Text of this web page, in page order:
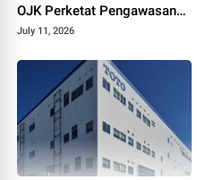
OJK Perketat Pengawasan
Collection Agent
July 11, 2026